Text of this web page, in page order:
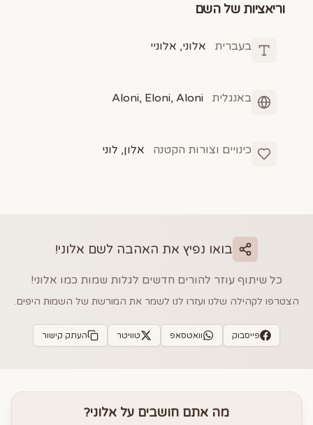
וריאציות של השם
בעברית אלוני, אלוניי
באנגלית Aloni, Eloni, Aloni
כינויים וצורות הקטנה אלון, לוני
בואו נפיץ את האהבה לשם אלוני!
כל שיתוף עוזר להורים חדשים לגלות שמות כמו אלוני!
הצטרפו לקהילה שלנו ועזרו לנו לשמר את המורשת של השמות היפים.
פייסבוק וואטסאפ טוויטר העתק קישור
מה אתם חושבים על אלוני?